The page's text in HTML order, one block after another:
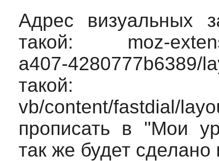
Адрес визуальных
такой: moz-
a407-
такой:
vb/content/fastdial/
прописать в "Мои
так же будет